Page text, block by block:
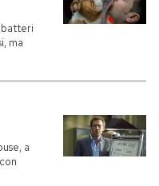
batteri
ma
a